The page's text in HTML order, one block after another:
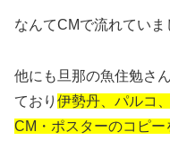
なんてCMで流れていま
他にも旦那の魚住勉さ
ており 伊勢丹、パルコ
CM・ポスターのコピー